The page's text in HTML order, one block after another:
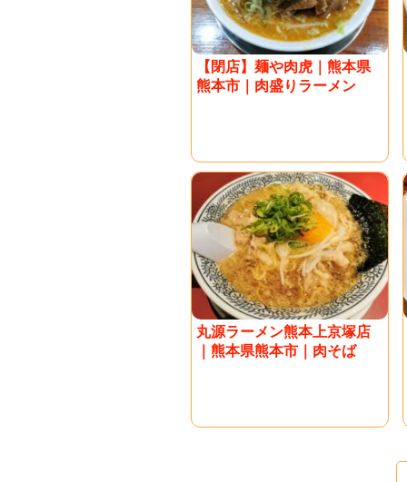
【閉店】麺や肉虎｜熊本県
熊本市｜肉盛りラーメン
丸源ラーメン熊本上京塚店
｜熊本県熊本市｜肉そば